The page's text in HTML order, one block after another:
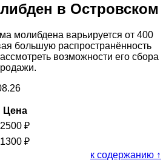
в Островском
молибдена варьируется от 400
большую распространённость
возможности его сбора
Цена
2500 ₽
1300 ₽
к содержанию ↑